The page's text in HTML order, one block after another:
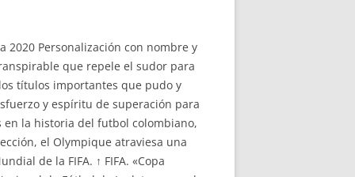
2020 Personalización con nombre y
que repele el sudor para
títulos importantes que pudo y
y espíritu de superación para
en la historia del futbol colombiano,
el Olympique atraviesa una
de la FIFA. ↑ FIFA. «Copa